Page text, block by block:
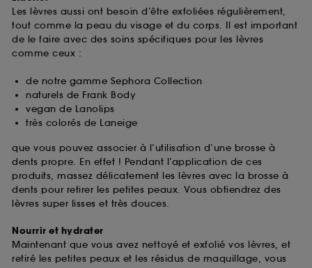
Les lèvres aussi ont besoin d’être exfoliées régulièrement,
tout comme la peau du visage et du corps. Il est important
de le faire avec des soins spécifiques pour les lèvres
comme ceux :
de notre gamme Sephora Collection
naturels de Frank Body
vegan de Lanolips
très colorés de Laneige
que vous pouvez associer à l’utilisation d’une brosse à
dents propre. En effet ! Pendant l’application de ces
produits, massez délicatement les lèvres avec la brosse à
dents pour retirer les petites peaux. Vous obtiendrez des
lèvres super lisses et très douces.
Nourrir et hydrater
Maintenant que vous avez nettoyé et exfolié vos lèvres, et
retiré les petites peaux et les résidus de maquillage, vous